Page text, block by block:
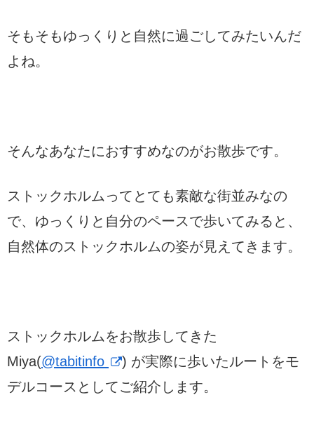
そもそもゆっくりと自然に過ごしてみたいんだ
よね。
そんなあなたにおすすめなのがお散歩です。
ストックホルムってとても素敵な街並みなの
で、ゆっくりと自分のペースで歩いてみると、
自然体のストックホルムの姿が見えてきます。
ストックホルムをお散歩してきた
Miya(@tabitinfo
) が実際に歩いたルートをモ
デルコースとしてご紹介します。